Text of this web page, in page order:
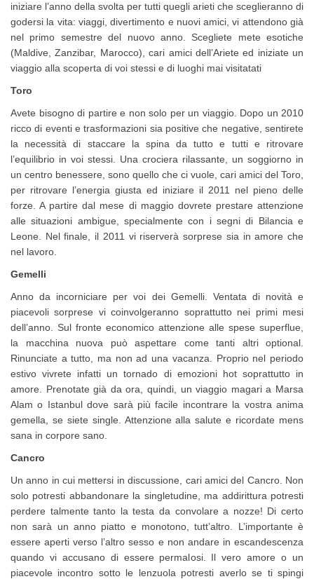
iniziare l’anno della svolta per tutti quegli arieti che sceglieranno di
godersi la vita: viaggi, divertimento e nuovi amici, vi attendono già
nel primo semestre del nuovo anno. Scegliete mete esotiche
(Maldive, Zanzibar, Marocco), cari amici dell’Ariete ed iniziate un
viaggio alla scoperta di voi stessi e di luoghi mai visitatati
Toro
Avete bisogno di partire e non solo per un viaggio. Dopo un 2010
ricco di eventi e trasformazioni sia positive che negative, sentirete
la necessità di staccare la spina da tutto e tutti e ritrovare
l’equilibrio in voi stessi. Una crociera rilassante, un soggiorno in
un centro benessere, sono quello che ci vuole, cari amici del Toro,
per ritrovare l’energia giusta ed iniziare il 2011 nel pieno delle
forze. A partire dal mese di maggio dovrete prestare attenzione
alle situazioni ambigue, specialmente con i segni di Bilancia e
Leone. Nel finale, il 2011 vi riserverà sorprese sia in amore che
nel lavoro.
Gemelli
Anno da incorniciare per voi dei Gemelli. Ventata di novità e
piacevoli sorprese vi coinvolgeranno soprattutto nei primi mesi
dell’anno. Sul fronte economico attenzione alle spese superflue,
la macchina nuova può aspettare come tanti altri optional.
Rinunciate a tutto, ma non ad una vacanza. Proprio nel periodo
estivo vivrete infatti un tornado di emozioni hot soprattutto in
amore. Prenotate già da ora, quindi, un viaggio magari a Marsa
Alam o Istanbul dove sarà più facile incontrare la vostra anima
gemella, se siete single. Attenzione alla salute e ricordate mens
sana in corpore sano.
Cancro
Un anno in cui mettersi in discussione, cari amici del Cancro. Non
solo potresti abbandonare la singletudine, ma addirittura potresti
perdere talmente tanto la testa da convolare a nozze! Di certo
non sarà un anno piatto e monotono, tutt’altro. L’importante è
essere aperti verso l’altro sesso e non andare in escandescenza
quando vi accusano di essere permalosi. Il vero amore o un
piacevole incontro sotto le lenzuola potresti averlo se ti spingi